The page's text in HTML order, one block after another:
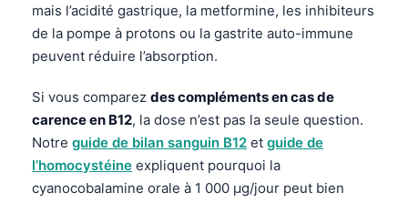
mais l’acidité gastrique, la metformine, les inhibiteurs
de la pompe à protons ou la gastrite auto-immune
peuvent réduire l’absorption.
Si vous comparez des compléments en cas de
carence en B12, la dose n’est pas la seule question.
Notre guide de bilan sanguin B12 et guide de
l’homocystéine expliquent pourquoi la
cyanocobalamine orale à 1 000 µg/jour peut bien